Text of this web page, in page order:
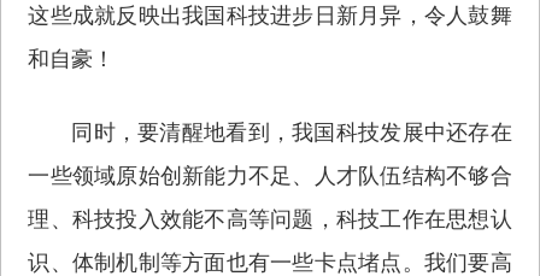
这些成就反映出我国科技进步日新月异，令人鼓舞
和自豪！
同时，要清醒地看到，我国科技发展中还存在
一些领域原始创新能力不足、人才队伍结构不够合
理、科技投入效能不高等问题，科技工作在思想认
识、体制机制等方面也有一些卡点堵点。我们要高